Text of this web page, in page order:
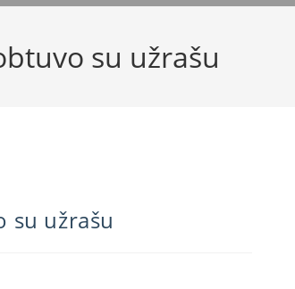
su užrašu
su užrašu